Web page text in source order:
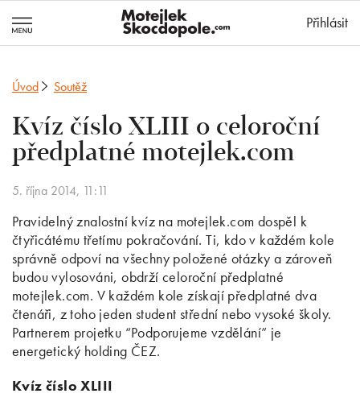
Přihlásit
Úvod Soutěž
Kvíz číslo XLIII o celoroční
předplatné motejlek.com
5. října 2014, 11:11
Pravidelný znalostní kvíz na motejlek.com dospěl k
čtyřicátému třetímu pokračování. Ti, kdo v každém kole
správně odpoví na všechny položené otázky a zároveň
budou vylosováni, obdrží celoroční předplatné
motejlek.com. V každém kole získají předplatné dva
čtenáři, z toho jeden student střední nebo vysoké školy.
Partnerem projetku “Podporujeme vzdělání” je
energetický holding ČEZ.
Kvíz číslo XLIII